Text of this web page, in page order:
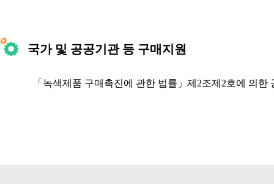
국가 및 공공기관 등 구매지원
「녹색제품 구매촉진에 관한 법률」제2조제2호에 의